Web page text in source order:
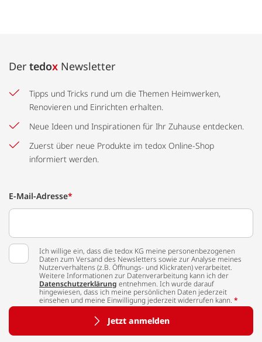
Der tedox Newsletter
Tipps und Tricks rund um die Themen Heimwerken,
Renovieren und Einrichten erhalten.
Neue Ideen und Inspirationen für Ihr Zuhause entdecken.
Zuerst über neue Produkte im tedox Online-Shop
informiert werden.
E-Mail-Adresse*
Ich willige ein, dass die tedox KG meine personenbezogenen
Daten zum Versand des Newsletters sowie zur Analyse meines
Nutzerverhaltens (z.B. Öffnungs- und Klickraten) verarbeitet.
Weitere Informationen zur Datenverarbeitung kann ich der
Datenschutzerklärung entnehmen. Ich wurde darauf
hingewiesen, dass ich meine persönlichen Daten jederzeit
einsehen und meine Einwilligung jederzeit widerrufen kann. *
Jetzt anmelden